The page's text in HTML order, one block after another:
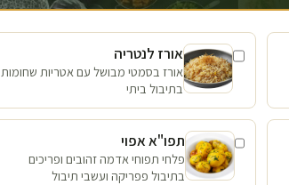
אורז לנטריה
אורז בסמטי מבושל עם אטריות שחומות
בתיבול ביתי
תפו"א אפוי
פלחי תפוחי אדמה זהובים ופריכים
בתיבול פפריקה ועשבי תיבול